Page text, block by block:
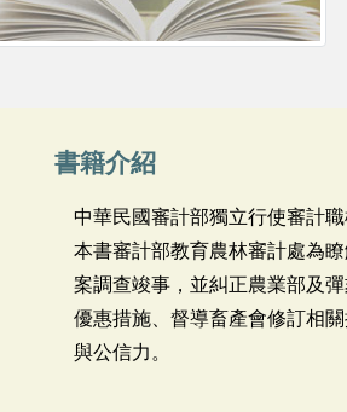
書籍介紹
中華民國審計部獨立行使審計
本書審計部教育農林審計處為
案調查竣事，並糾正農業部及
優惠措施、督導畜產會修訂相
與公信力。